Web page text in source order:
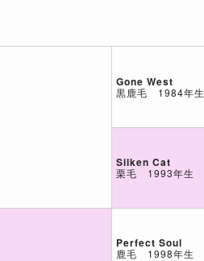
Gone West
黒鹿毛 1984年生
Silken Cat
栗毛 1993年生
Perfect Soul
鹿毛 1998年生